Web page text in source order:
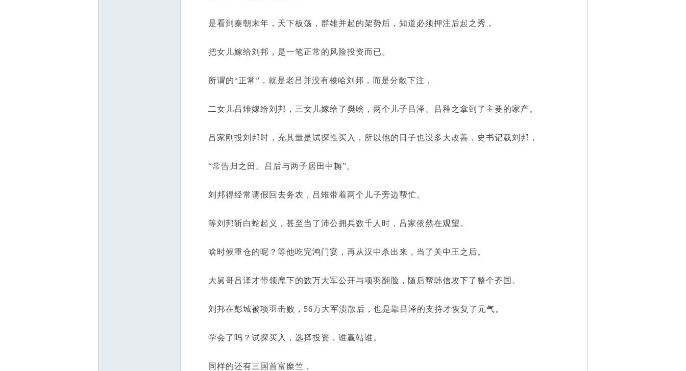
是看到秦朝末年，天下板荡，群雄并起的架势后，知道必须押注后起之秀，
把女儿嫁给刘邦，是一笔正常的风险投资而已。
所谓的“正常”，就是老吕并没有梭哈刘邦，而是分散下注，
二女儿吕雉嫁给刘邦，三女儿嫁给了樊哙，两个儿子吕泽、吕释之拿到了主要的家产。
吕家刚投刘邦时，充其量是试探性买入，所以他的日子也没多大改善，史书记载刘邦，
“常告归之田。吕后与两子居田中耨”。
刘邦得经常请假回去务农，吕雉带着两个儿子旁边帮忙。
等刘邦斩白蛇起义，甚至当了沛公拥兵数千人时，吕家依然在观望。
啥时候重仓的呢？等他吃完鸿门宴，再从汉中杀出来，当了关中王之后。
大舅哥吕泽才带领麾下的数万大军公开与项羽翻脸，随后帮韩信攻下了整个齐国。
刘邦在彭城被项羽击败，56万大军溃散后，也是靠吕泽的支持才恢复了元气。
学会了吗？试探买入，选择投资，谁赢站谁。
同样的还有三国首富糜竺，